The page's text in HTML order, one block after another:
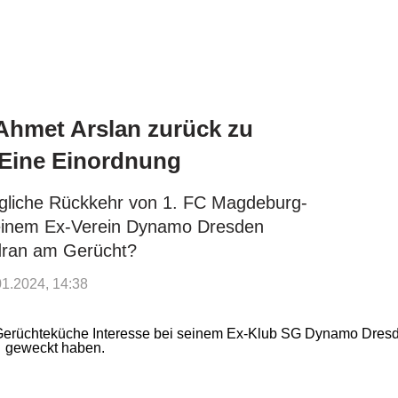
Arslan zurück zu
Einordnung
Rückkehr von 1. FC Magdeburg-
Ex-Verein Dynamo Dresden
am Gerücht?
14:38